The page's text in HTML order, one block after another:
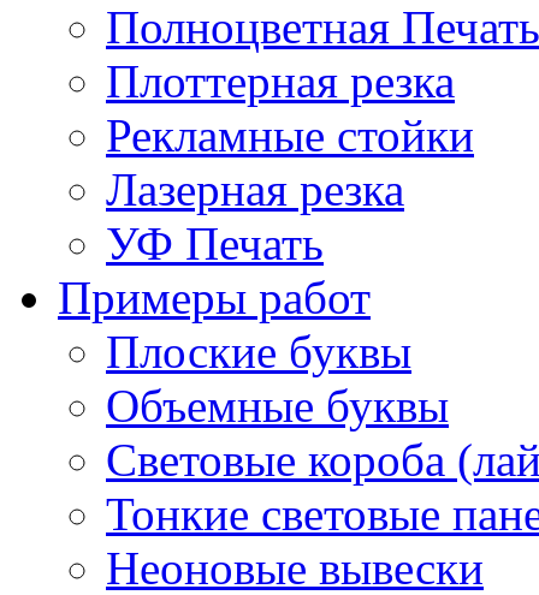
Полноцветная Печать
Плоттерная резка
Рекламные стойки
Лазерная резка
УФ Печать
Примеры работ
Плоские буквы
Объемные буквы
Световые короба
Тонкие световые
Неоновые вывески